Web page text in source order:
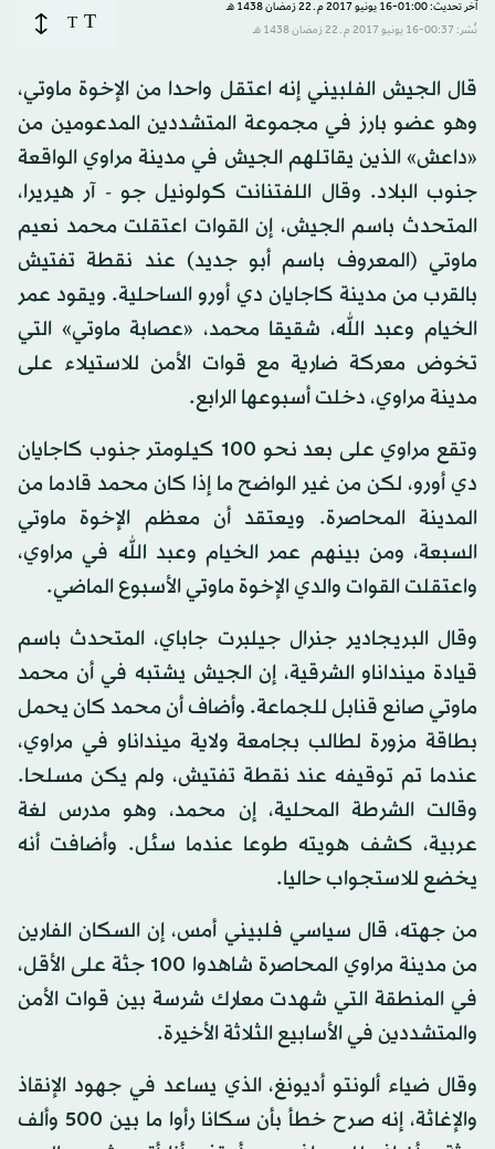
آخر تحديث: 01:00-16 يونيو 2017 م ـ 22 رَمضان 1438 هـ
نُشر: 00:37-16 يونيو 2017 م ـ 22 رَمضان 1438 هـ
T
T
قال الجيش الفلبيني إنه اعتقل واحدا من الإخوة ماوتي،
وهو عضو بارز في مجموعة المتشددين المدعومين من
«داعش» الذين يقاتلهم الجيش في مدينة مراوي الواقعة
جنوب البلاد. وقال اللفتنانت كولونيل جو - آر هيريرا،
المتحدث باسم الجيش، إن القوات اعتقلت محمد نعيم
ماوتي (المعروف باسم أبو جديد) عند نقطة تفتيش
بالقرب من مدينة كاجايان دي أورو الساحلية. ويقود عمر
الخيام وعبد الله، شقيقا محمد، «عصابة ماوتي» التي
تخوض معركة ضارية مع قوات الأمن للاستيلاء على
مدينة مراوي، دخلت أسبوعها الرابع.
وتقع مراوي على بعد نحو 100 كيلومتر جنوب كاجايان
دي أورو، لكن من غير الواضح ما إذا كان محمد قادما من
المدينة المحاصرة. ويعتقد أن معظم الإخوة ماوتي
السبعة، ومن بينهم عمر الخيام وعبد الله في مراوي،
واعتقلت القوات والدي الإخوة ماوتي الأسبوع الماضي.
وقال البريجادير جنرال جيلبرت جاباي، المتحدث باسم
قيادة مينداناو الشرقية، إن الجيش يشتبه في أن محمد
ماوتي صانع قنابل للجماعة. وأضاف أن محمد كان يحمل
بطاقة مزورة لطالب بجامعة ولاية مينداناو في مراوي،
عندما تم توقيفه عند نقطة تفتيش، ولم يكن مسلحا.
وقالت الشرطة المحلية، إن محمد، وهو مدرس لغة
عربية، كشف هويته طوعا عندما سئل. وأضافت أنه
يخضع للاستجواب حاليا.
من جهته، قال سياسي فلبيني أمس، إن السكان الفارين
من مدينة مراوي المحاصرة شاهدوا 100 جثة على الأقل،
في المنطقة التي شهدت معارك شرسة بين قوات الأمن
والمتشددين في الأسابيع الثلاثة الأخيرة.
وقال ضياء ألونتو أديونغ، الذي يساعد في جهود الإنقاذ
والإغاثة، إنه صرح خطأ بأن سكانا رأوا ما بين 500 وألف